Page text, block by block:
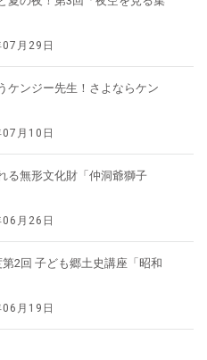
月29日
ケンジー先生！さよならケン
月10日
る無形文化財「仲洞爺獅子
月26日
2回 子ども郷土史講座「昭和
月19日